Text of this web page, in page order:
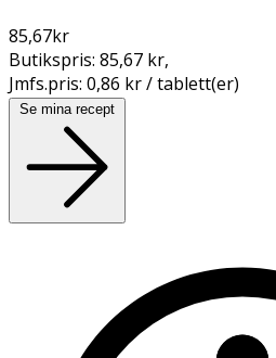
85,67kr
Butikspris: 85,67 kr,
Jmfs.pris: 0,86 kr / tablett(er)
Se mina recept